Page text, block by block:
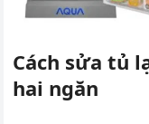
Cách sửa tủ
hai ngăn